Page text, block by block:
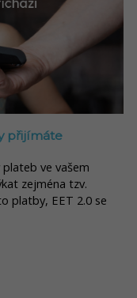
přijímáte
ve vašem
zejména tzv.
platby, EET 2.0 se